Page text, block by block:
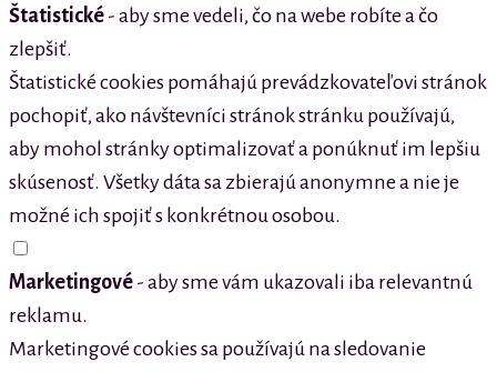
Štatistické - aby sme vedeli, čo na webe robíte a čo
zlepšiť.
Štatistické cookies pomáhajú prevádzkovateľovi stránok
pochopiť, ako návštevníci stránok stránku používajú,
aby mohol stránky optimalizovať a ponúknuť im lepšiu
skúsenosť. Všetky dáta sa zbierajú anonymne a nie je
možné ich spojiť s konkrétnou osobou.
Marketingové - aby sme vám ukazovali iba relevantnú
reklamu.
Marketingové cookies sa používajú na sledovanie